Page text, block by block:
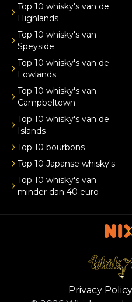
Top 10 whisky's van de
Highlands
Top 10 whisky's van
Speyside
Top 10 whisky's van de
Lowlands
Top 10 whisky's van
Campbeltown
Top 10 whisky's van de
Islands
Top 10 bourbons
Top 10 Japanse whisky's
Top 10 whisky's van
minder dan 40 euro
Privacy Policy